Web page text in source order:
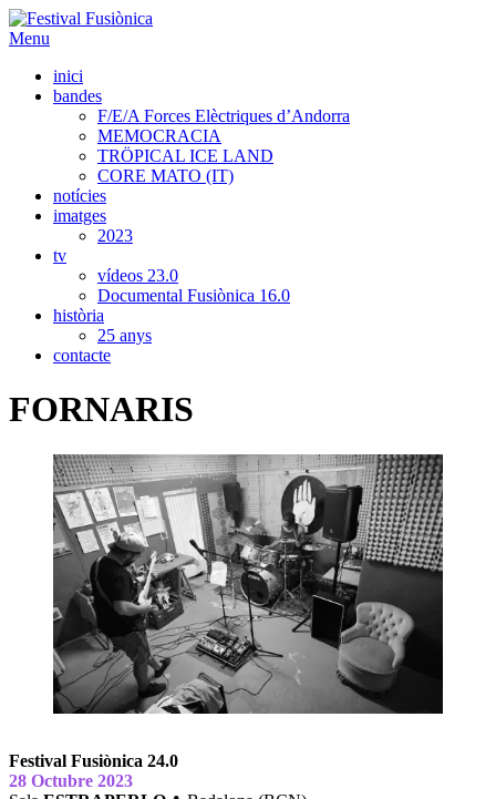
Menu
inici
bandes
F/E/A Forces Elèctriques d’Andorra
MEMOCRACIA
TRÖPICAL ICE LAND
CORE MATO (IT)
notícies
imatges
2023
tv
vídeos 23.0
Documental Fusiònica 16.0
història
25 anys
contacte
FORNARIS
Festival Fusiònica 24.0
28 Octubre 2023